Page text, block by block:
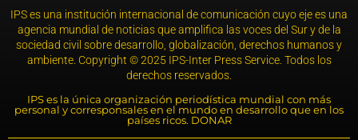
IPS es una institución internacional de comunicación cuyo eje es una
agencia mundial de noticias que amplifica las voces del Sur y de la
sociedad civil sobre desarrollo, globalización, derechos humanos y
ambiente. Copyright © 2025 IPS-Inter Press Service. Todos los
derechos reservados.
IPS es la única organización periodística mundial con más
personal y corresponsales en el mundo en desarrollo que en los
países ricos. DONAR